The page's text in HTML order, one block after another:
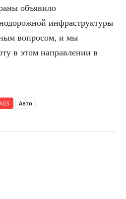
объявило
инфраструктуры
вопросом, и мы
в этом направлении в
Авто